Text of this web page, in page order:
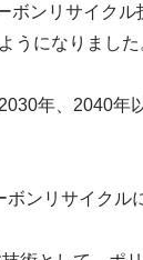
ボンリサイク
うになりました
年、2040年
ンリサイクル